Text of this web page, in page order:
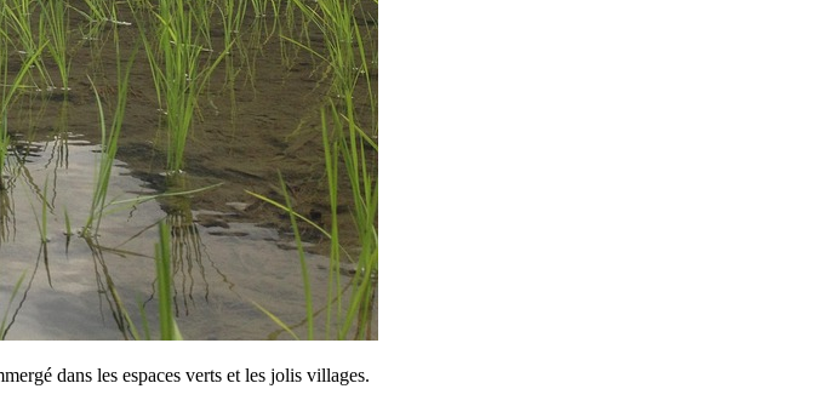
dans les espaces verts et les jolis villages.